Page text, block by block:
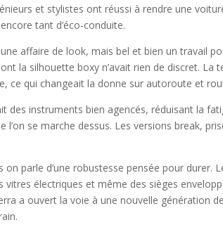
et stylistes ont réussi à rendre une
tant d’éco-conduite.
affaire de look, mais bel et bien un travail
la silhouette boxy n’avait rien de discret. La
ce qui changeait la donne sur autoroute et
des instruments bien agencés, réduisant la
se marche dessus. Les versions break,
parle d’une robustesse pensée pour durer.
électriques et même des sièges
a ouvert la voie à une nouvelle génération